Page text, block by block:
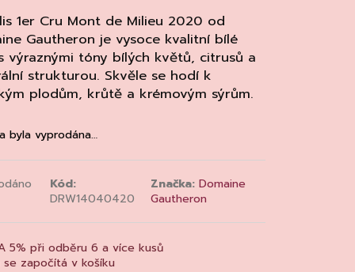
1er Cru Mont de Milieu 2020 od
Gautheron je vysoce kvalitní bílé
výraznými tóny bílých květů, citrusů a
strukturou. Skvěle se hodí k
plodům, krůtě a krémovým sýrům.
byla vyprodána…
Kód:
DRW14040420
Značka: Domaine
Gautheron
5% při odběru 6 a více kusů
se započítá v košíku
Následující
'ALZIPRATU